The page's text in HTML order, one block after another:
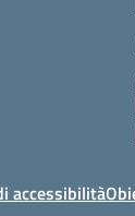
accessibilità